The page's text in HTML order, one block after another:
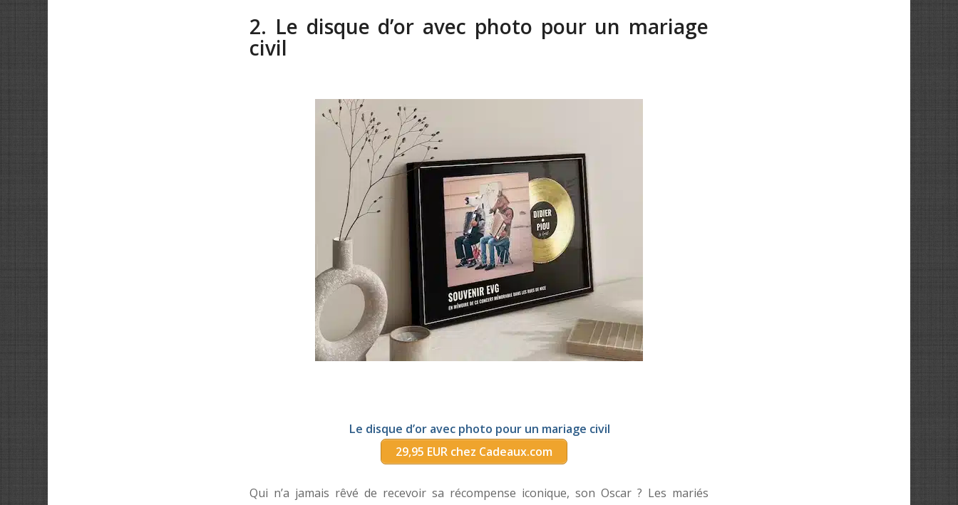
2. Le disque d’or avec photo pour un mariage
civil
Le disque d’or avec photo pour un mariage civil
29,95 EUR chez Cadeaux.com
Qui n’a jamais rêvé de recevoir sa récompense iconique, son Oscar ? Les mariés